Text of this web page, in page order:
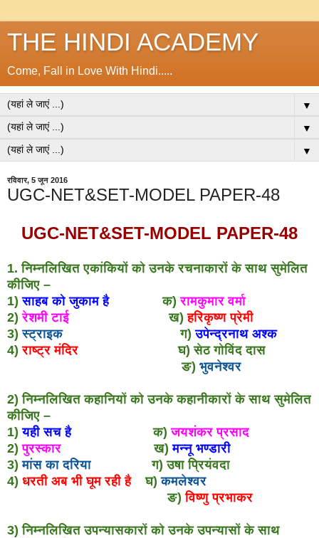
THE HINDI ACADEMY
Come, Fall in Love With Hindi.....
▼
▼
▼
रविवार, 5 जून 2016
UGC-NET&SET-MODEL PAPER-48
UGC-NET&SET-MODEL PAPER-48
1. निम्नलिखित एकांकियों को उनके रचनाकारों के साथ सुमेलित
कीजिए –
1)साहब को जुकाम हैक)रामकुमार वर्मा
2)रेशमी टाई ख)हरिकृष्ण प्रेमी
3)स्ट्राइक ग)उपेन्द्रनाथ अश्क
4)राष्ट्र मंदिर
घ) सेठ गोविंद दास
ङ) भुवनेश्वर
2) निम्नलिखित कहानियों को उनके कहानीकारों के साथ सुमेलित
कीजिए –
1)यही सच हैक)जयशंकर प्रसाद
2) पुरस्कार ख)मन्नू भण्डारी
3)मांस का दरिया
ग) उषा प्रियंवदा
4) धरती अब भी घूम रही है घ)कमलेश्वर
ङ)विष्णु प्रभाकर
3) निम्नलिखित उपन्यासकारों को उनके उपन्यासों के साथ